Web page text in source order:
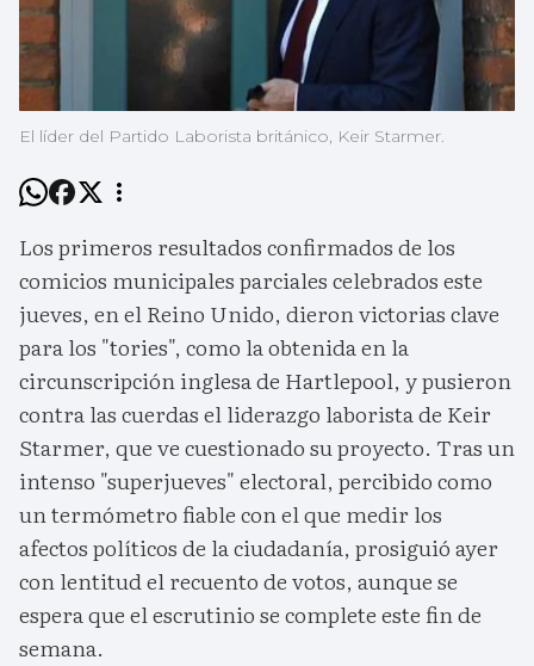
El líder del Partido Laborista británico, Keir Starmer.
Los primeros resultados confirmados de los
comicios municipales parciales celebrados este
jueves, en el Reino Unido, dieron victorias clave
para los "tories", como la obtenida en la
circunscripción inglesa de Hartlepool, y pusieron
contra las cuerdas el liderazgo laborista de Keir
Starmer, que ve cuestionado su proyecto. Tras un
intenso "superjueves" electoral, percibido como
un termómetro fiable con el que medir los
afectos políticos de la ciudadanía, prosiguió ayer
con lentitud el recuento de votos, aunque se
espera que el escrutinio se complete este fin de
semana.